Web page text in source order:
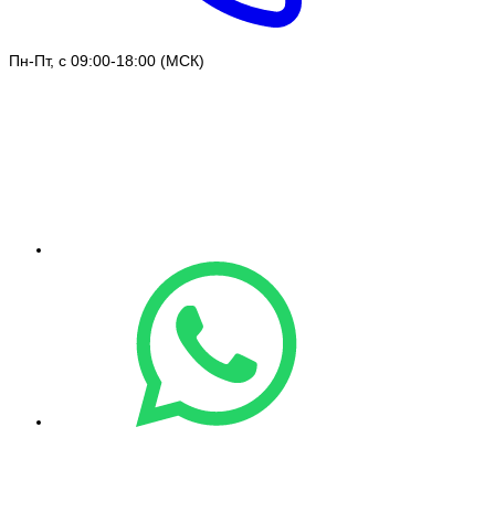
Пн-Пт, с 09:00-18:00 (МСК)